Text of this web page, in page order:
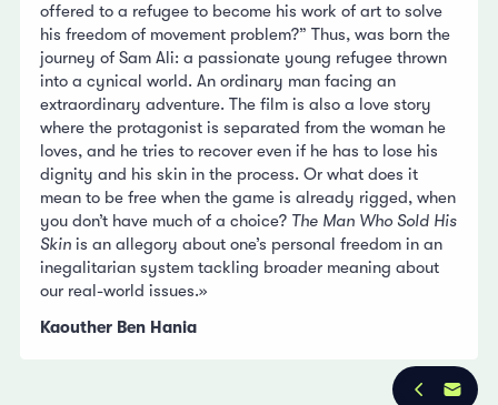
offered to a refugee to become his work of art to solve
his freedom of movement problem?” Thus, was born the
journey of Sam Ali: a passionate young refugee thrown
into a cynical world. An ordinary man facing an
extraordinary adventure. The film is also a love story
where the protagonist is separated from the woman he
loves, and he tries to recover even if he has to lose his
dignity and his skin in the process. Or what does it
mean to be free when the game is already rigged, when
you don’t have much of a choice? The Man Who Sold His
Skin is an allegory about one’s personal freedom in an
inegalitarian system tackling broader meaning about
our real-world issues.»
Kaouther Ben Hania